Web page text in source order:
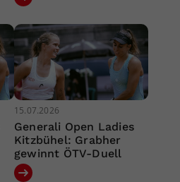
15.07.2026
Generali Open Ladies
Kitzbühel: Grabher
gewinnt ÖTV-Duell